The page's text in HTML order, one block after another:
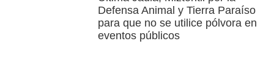
Defensa Animal y Tierra Paraíso
para que no se utilice pólvora en
eventos públicos